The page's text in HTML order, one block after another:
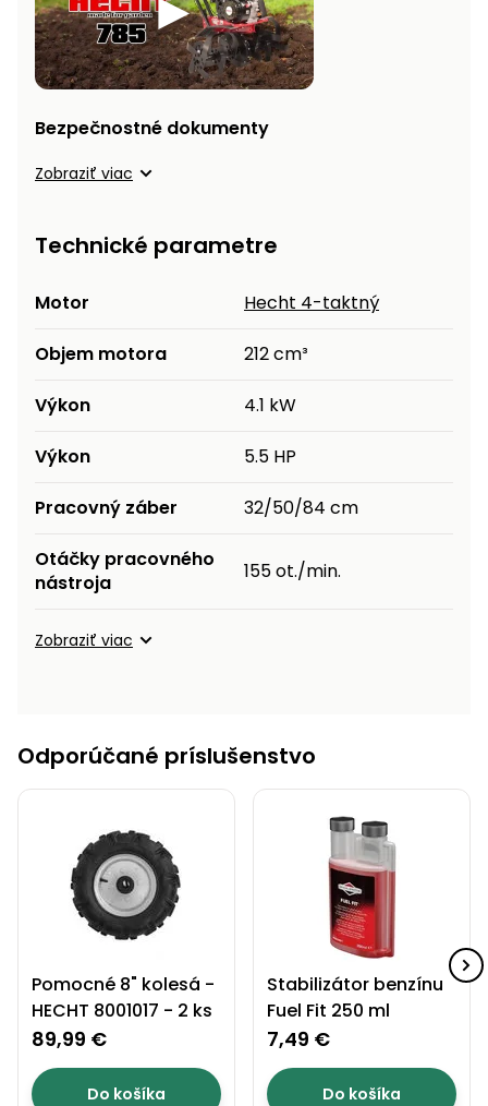
Bezpečnostné dokumenty
Zobraziť viac
Technické parametre
Motor Hecht 4-taktný
Objem motora 212 cm³
Výkon 4.1 kW
Výkon 5.5 HP
Pracovný záber 32/50/84 cm
Otáčky pracovného
nástroja
155 ot./min.
Zobraziť viac
Odporúčané príslušenstvo
Pomocné 8" kolesá -
HECHT 8001017 - 2 ks
89,99 €
Do košíka
Stabilizátor benzínu
Fuel Fit 250 ml
7,49 €
Do košíka